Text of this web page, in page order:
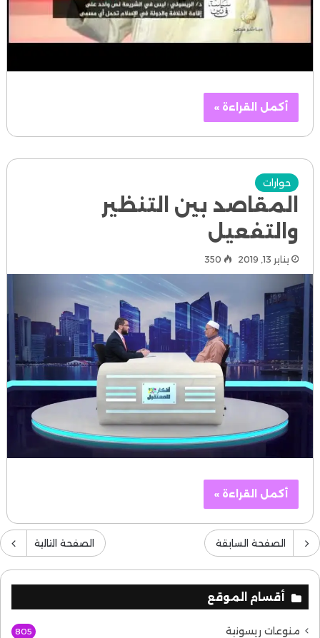
أكمل القراءة »
حوارات
المقاصد بين التنظير
والتفعيل
يناير 13, 2019 350
أكمل القراءة »
الصفحة السابقة الصفحة التالية
أقسام الموقع
منوعات ريسونية 805